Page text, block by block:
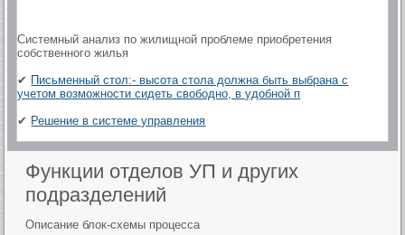
Системный анализ по жилищной проблеме приобретения
собственного жилья
✔ Письменный стол:- высота стола должна быть выбрана с
учетом возможности сидеть свободно, в удобной п
✔ Решение в системе управления
Функции отделов УП и других
подразделений
Описание блок-схемы процесса